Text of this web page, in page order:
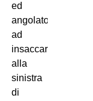
ed
angolato
ad
insaccare
alla
sinistra
di